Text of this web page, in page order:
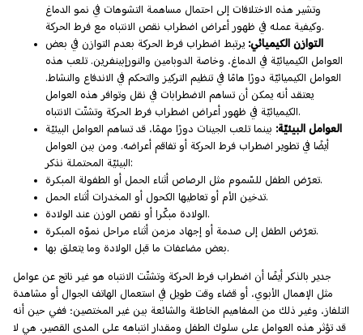
وتشير هذه الاختلافات إلى احتمال مساهمة التشوهات في نمو الدماغ
وكيفية عمله في ظهور أعراض اضطراب نقص الانتباه مع فرط الحركة.
التوازن الكيميائي: يرتبط اضطراب فرط الحركة بعدم التوازن في بعض
العوامل الكيميائيّة في الدماغ، وخاصة الدوبامين والنورإبينفرين. تلعب هذه
العوامل الكيميائيّة دورًا هامًا في تنظيم التركيز والتحكم في الاندفاع والنشاط.
يعتقد أنه يمكن أن تساهم الاضطرابات في نقل وتوافر هذه العوامل
الكيميائيّة في ظهور أعراض اضطراب فرط الحركة وتشتّت الانتباه.
العوامل البيئيّة: بينما تلعب الجينات دورًا مهمًا، قد تساهم العوامل البيئيّة
أيضًا في تطوير اضطراب فرط الحركة أو تفاقم أعراضه. ومن بين العوامل
البيئيّة المحتملة نذكر:
تعرّض الطفل للسّموم مثل الرصاص أثناء الحمل أو الطفولة المبكرة.
تدخين الأم أو تعاطيها الكحول أو المخدرات أثناء الحمل.
الولادة مبكّرا أو نقص الوزن عند الولادة.
تعرّض الطفل إلى صدمة أو إجهاد مزمن أثناء مراحل نموّه المبكرة.
بعض مضاعفات ما قبل الولادة وما يتعلق بها.
جدير بالذكر أيضًا أن اضطراب فرط الحركة وتشتّت الانتباه هو غير ناتج عن عوامل
مثل الإهمال الأبوي، أو قضاء وقت طويل في استعمال الهاتف الجوال أو مشاهدة
التلفاز، وغير ذلك من المفاهيم الخاطئة والشائعة بين غير المختصين؛ ففي حين أنه
قد تؤثر هذه العوامل على سلوك الطفل ومقدار انتباهه على المدى القصير، هي لا